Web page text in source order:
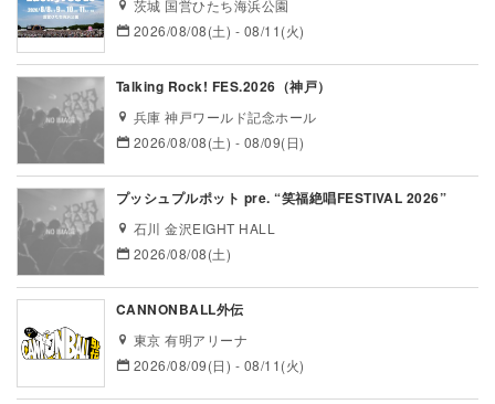
茨城 国営ひたち海浜公園
2026/08/08(土) - 08/11(火)
Talking Rock! FES.2026（神戸）
兵庫 神戸ワールド記念ホール
2026/08/08(土) - 08/09(日)
プッシュプルポット pre. “笑福絶唱FESTIVAL 2026”
石川 金沢EIGHT HALL
2026/08/08(土)
CANNONBALL外伝
東京 有明アリーナ
2026/08/09(日) - 08/11(火)